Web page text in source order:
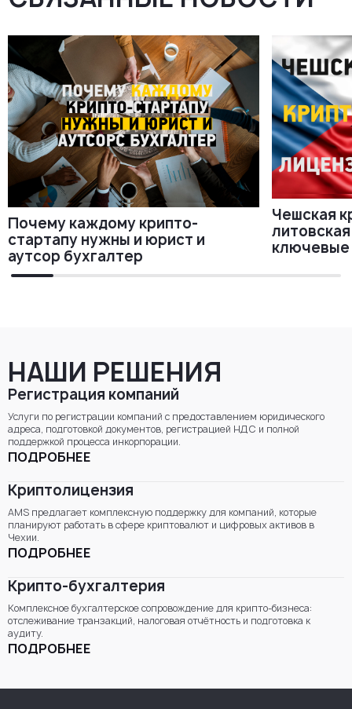
Почему каждому крипто-
стартапу нужны и юрист и
аутсор бухгалтер
Чешская
ключевые
НАШИ РЕШЕНИЯ
Регистрация компаний
Услуги по регистрации компаний с предоставлением юридического
адреса, подготовкой документов, регистрацией НДС и полной
поддержкой процесса инкорпорации.
ПОДРОБНЕЕ
Криптолицензия
AMS предлагает комплексную поддержку для компаний, которые
планируют работать в сфере криптовалют и цифровых активов в
Чехии.
ПОДРОБНЕЕ
Крипто-бухгалтерия
Комплексное бухгалтерское сопровождение для крипто-бизнеса:
отслеживание транзакций, налоговая отчётность и подготовка к
аудиту.
ПОДРОБНЕЕ